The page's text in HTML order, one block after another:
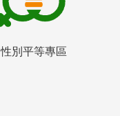
性別平等專區